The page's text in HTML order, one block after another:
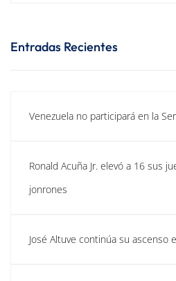
Entradas Recientes
Venezuela no participará en la
Ronald Acuña Jr. elevó a 16 sus
jonrones
José Altuve continúa su ascenso